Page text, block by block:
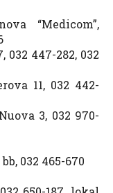
“Medicom”,
447-282, 032
11, 032 442-
3, 032 970-
032 465-670